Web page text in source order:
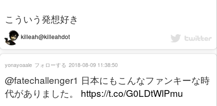
こういう発想好き
killeah@killeahdot
@fatechallenger1 日本にもこんなファンキーな時
代がありました。 https://t.co/G0LDtWlPmu
yonayoaale フォローする 2018-08-09 11:38:50